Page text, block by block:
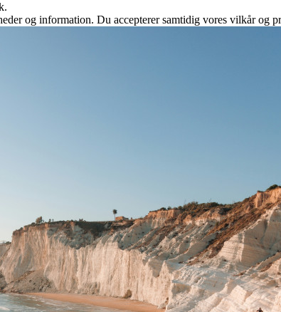
og information. Du accepterer samtidig vores vilkår og